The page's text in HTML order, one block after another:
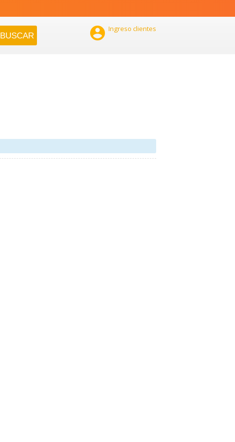
 Ingreso clientes